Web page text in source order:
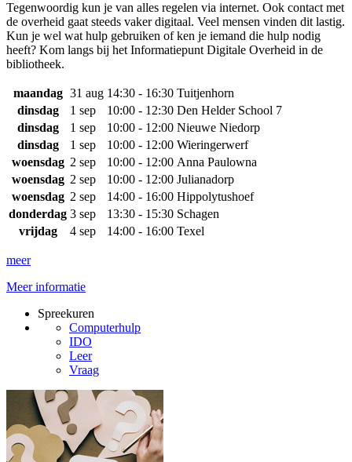
Tegenwoordig kun je van alles regelen via internet. Ook contact met
de overheid gaat steeds vaker digitaal. Veel mensen vinden dit lastig.
Kun je wel wat hulp gebruiken of ken je iemand die hulp nodig
heeft? Kom langs bij het Informatiepunt Digitale Overheid in de
bibliotheek.
maandag 31 aug 14:30 - 16:30 Tuitjenhorn
dinsdag
1 sep 10:00 - 12:30 Den Helder School 7
dinsdag
1 sep 10:00 - 12:00 Nieuwe Niedorp
dinsdag
1 sep 10:00 - 12:00 Wieringerwerf
woensdag 2 sep 10:00 - 12:00 Anna Paulowna
woensdag 2 sep 10:00 - 12:00 Julianadorp
woensdag 2 sep 14:00 - 16:00 Hippolytushoef
donderdag 3 sep 13:30 - 15:30 Schagen
vrijdag
4 sep 14:00 - 16:00 Texel
meer
Meer informatie
Spreekuren
Computerhulp
IDO
Leer
Vraag